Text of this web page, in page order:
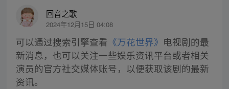
回音之歌
2024年12月15日 04:08
可以通过搜索引擎查看 《万花世界》 电视剧的最
新消息，也可以关注一些娱乐资讯平台或者相关
演员的官方社交媒体账号，以便获取该剧的最新
资讯。